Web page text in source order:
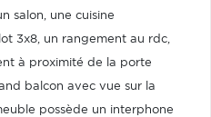
salon, une cuisine
3x8, un rangement au rdc,
à proximité de la porte
balcon avec vue sur la
possède un interphone